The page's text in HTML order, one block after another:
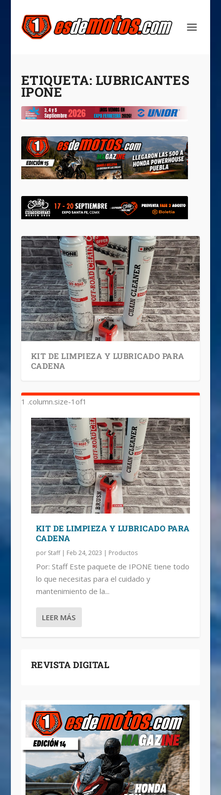
ETIQUETA: LUBRICANTES
IPONE
KIT DE LIMPIEZA Y LUBRICADO PARA
CADENA
KIT DE LIMPIEZA Y LUBRICADO PARA
CADENA
por Staff| Feb 24, 2023 | Productos
Por: Staff Este paquete de IPONE tiene todo
lo que necesitas para el cuidado y
mantenimiento de la...
LEER MÁS
REVISTA DIGITAL